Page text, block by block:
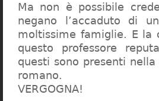
Ma non è possibile
negano l’accaduto di
moltissime famiglie. E la
questo professore
questi sono presenti
romano.
VERGOGNA!